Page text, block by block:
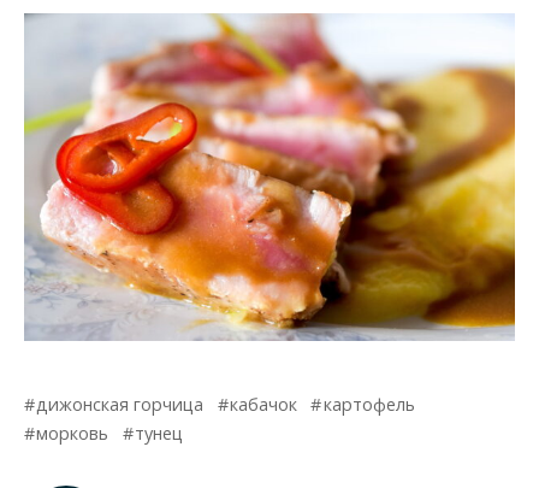
дижонская горчица кабачок
картофель
морковь
тунец